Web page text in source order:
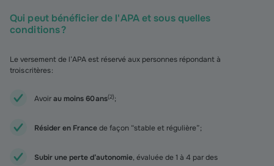
Qui peut bénéficier de l'APA et sous quelles
conditions ?
Le versement de l’APA est réservé aux personnes répondant à
trois critères :
Avoirau moins 60 ans(2);
Résider en Francede façon “stable et régulière” ;
Subir une perte d’autonomie, évaluée de 1 à 4 par des